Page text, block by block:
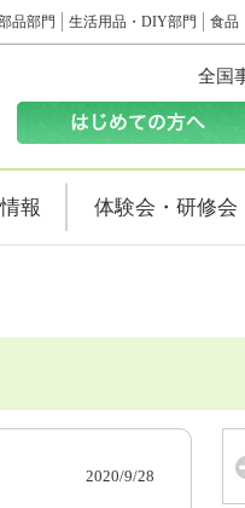
品部門 生活用品・DIY部門 食品
全国
報 体験会・研修会
2020/9/28